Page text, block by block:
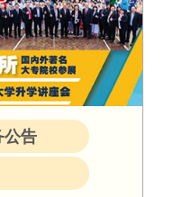
公告